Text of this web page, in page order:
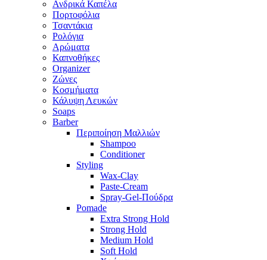
Ανδρικά Καπέλα
Πορτοφόλια
Τσαντάκια
Ρολόγια
Αρώματα
Καπνοθήκες
Organizer
Ζώνες
Κοσμήματα
Κάλυψη Λευκών
Soaps
Barber
Περιποίηση Μαλλιών
Shampoo
Conditioner
Styling
Wax-Clay
Paste-Cream
Spray-Gel-Πούδρα
Pomade
Extra Strong Hold
Strong Hold
Medium Hold
Soft Hold